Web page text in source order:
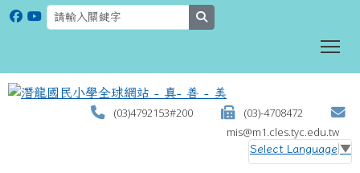
(03)4792153#200
(03)-4708472
mis@m1.cles.tyc.edu.tw
Select Language ▼